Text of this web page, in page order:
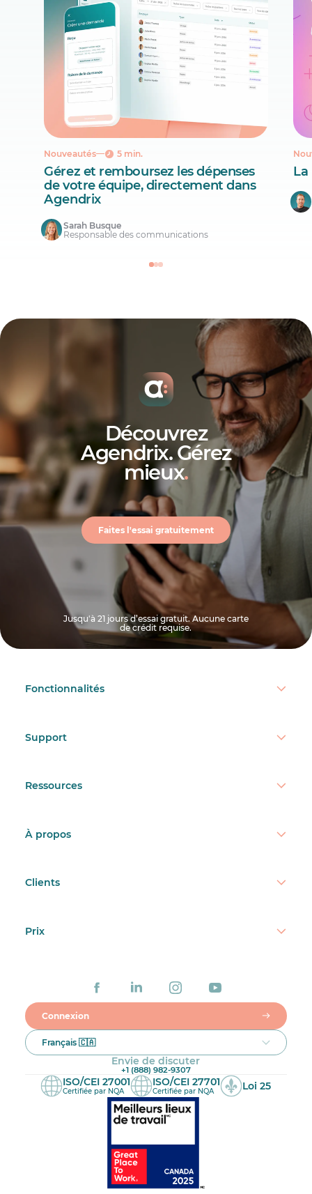
Nouveautés 5 min.
Gérez et remboursez les dépenses
de votre équipe, directement dans
Agendrix
Sarah Busque
Responsable des communications
La
Découvrez
Agendrix. Gérez
mieux.
Faites l'essai gratuitement
Jusqu'à 21 jours d’essai gratuit. Aucune carte
de crédit requise.
Fonctionnalités
Support
Ressources
À propos
Clients
Prix
Connexion
Français 🇨🇦
Envie de discuter
+1 (888) 982-9307
ISO/CEI 27001
Certifiée par NQA
ISO/CEI 27701
Certifiée par NQA Loi 25